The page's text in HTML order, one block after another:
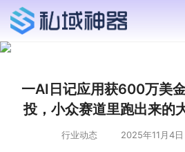
一AI日记应用获600万美
投，小众赛道里跑出来的
行业动态 2025年11月4